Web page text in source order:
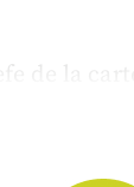
de la